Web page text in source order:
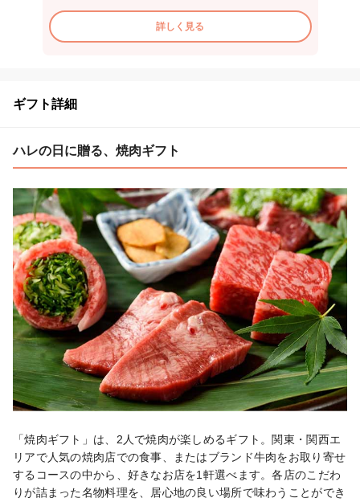
詳しく見る
ギフト詳細
ハレの日に贈る、焼肉ギフト
「焼肉ギフト」は、2人で焼肉が楽しめるギフト。関東・関西エ
リアで人気の焼肉店での食事、またはブランド牛肉をお取り寄せ
するコースの中から、好きなお店を1軒選べます。各店のこだわ
りが詰まった名物料理を、居心地の良い場所で味わうことができ